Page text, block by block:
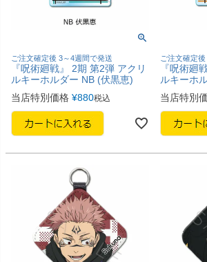
ご注文確定後 3～4週間で発送
『呪術廻戦』 2期 第2弾 アクリ
ルキーホルダー NB (伏黒恵)
当店特別価格 ¥880税込
ご注文確定
『呪術廻
ルキーホ
当店特別